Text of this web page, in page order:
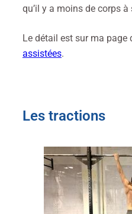
qu’il y a moins de corps à
Le détail est sur ma page
assistées.
Les tractions